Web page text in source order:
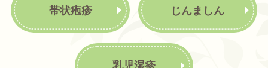
帯状疱疹 じんましん
乳児湿疹